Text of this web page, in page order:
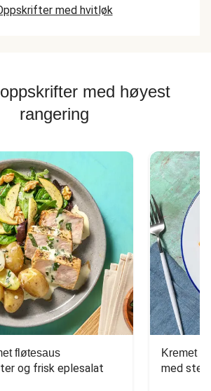
med hvitløk
med høyest
rangering
fløtesaus
og frisk eplesalat
Kremet
med